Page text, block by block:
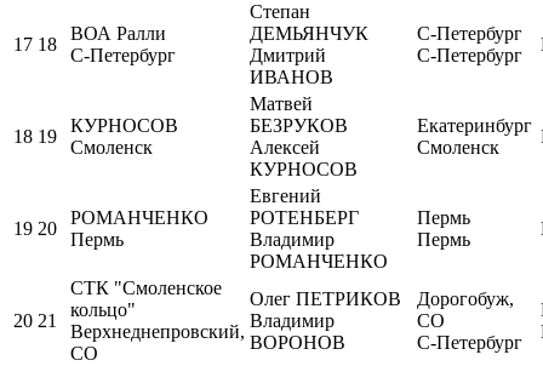
17 18
ВОА Ралли
С-Петербург
Степан
ДЕМЬЯНЧУК
Дмитрий
ИВАНОВ
С-Петербург
С-Петербург
18 19
КУРНОСОВ
Смоленск
Матвей
БЕЗРУКОВ
Алексей
КУРНОСОВ
Екатеринбург
Смоленск
19 20
РОМАНЧЕНКО
Пермь
Евгений
РОТЕНБЕРГ
Владимир
РОМАНЧЕНКО
Пермь
Пермь
20 21
СТК "Смоленское
кольцо"
Верхнеднепровский,
СО
Олег ПЕТРИКОВ
Владимир
ВОРОНОВ
Дорогобуж,
СО
С-Петербург